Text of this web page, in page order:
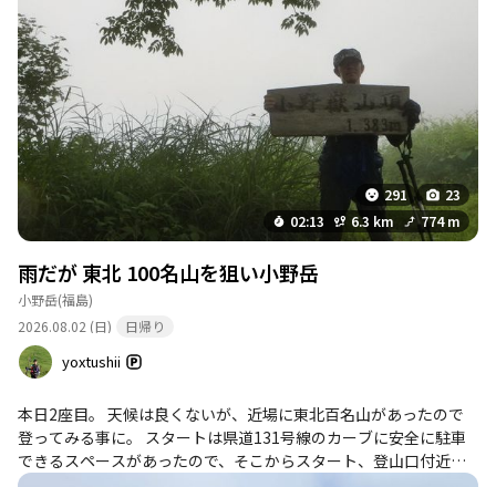
291
23
02:13
6.3 km 774 m
雨だが 東北 100名山を狙い小野岳
小野岳(福島)
2026.08.02 (日)
日帰り
yoxtushii
本日2座目。 天候は良くないが、近場に東北百名山があったので
登ってみる事に。 スタートは県道131号線のカーブに安全に駐車
できるスペースがあったので、そこからスタート、登山口付近ま